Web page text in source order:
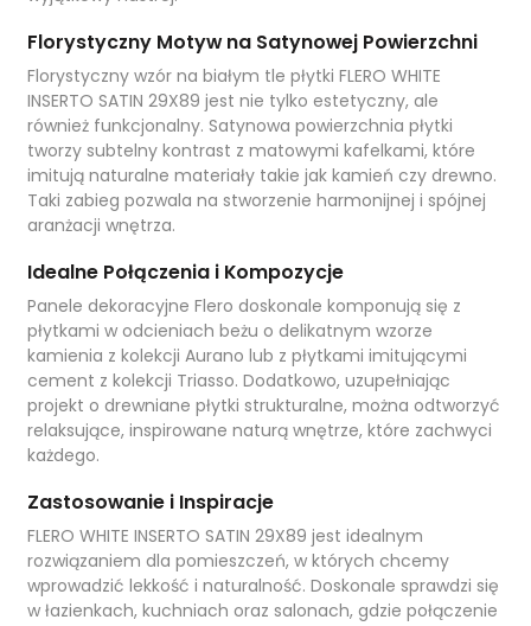
Florystyczny Motyw na Satynowej Powierzchni
Florystyczny wzór na białym tle płytki FLERO WHITE
INSERTO SATIN 29X89 jest nie tylko estetyczny, ale
również funkcjonalny. Satynowa powierzchnia płytki
tworzy subtelny kontrast z matowymi kafelkami, które
imitują naturalne materiały takie jak kamień czy drewno.
Taki zabieg pozwala na stworzenie harmonijnej i spójnej
aranżacji wnętrza.
Idealne Połączenia i Kompozycje
Panele dekoracyjne Flero doskonale komponują się z
płytkami w odcieniach beżu o delikatnym wzorze
kamienia z kolekcji Aurano lub z płytkami imitującymi
cement z kolekcji Triasso. Dodatkowo, uzupełniając
projekt o drewniane płytki strukturalne, można odtworzyć
relaksujące, inspirowane naturą wnętrze, które zachwyci
każdego.
Zastosowanie i Inspiracje
FLERO WHITE INSERTO SATIN 29X89 jest idealnym
rozwiązaniem dla pomieszczeń, w których chcemy
wprowadzić lekkość i naturalność. Doskonale sprawdzi się
w łazienkach, kuchniach oraz salonach, gdzie połączenie
W ostatnich 7 dniach produktem interesuje się 5osób.